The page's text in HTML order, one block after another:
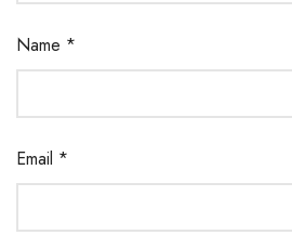
Name *
Email *